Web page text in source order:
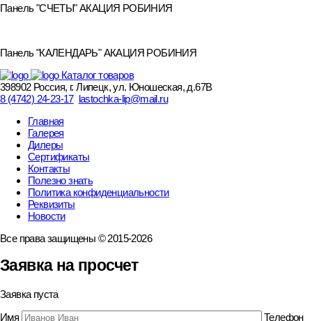
Панель "СЧЕТЫ" АКАЦИЯ РОБИНИЯ
Панель "КАЛЕНДАРЬ" АКАЦИЯ РОБИНИЯ
Каталог товаров
398902 Россия, г. Липецк, ул. Юношеская, д.67В
8 (4742) 24-23-17 lastochka-lip@mail.ru
Главная
Галерея
Дилеры
Сертификаты
Контакты
Полезно знать
Политика конфиденциальности
Реквизиты
Новости
Все права защищены © 2015-2026
Заявка на просчет
Заявка пуста
Имя
Телефон